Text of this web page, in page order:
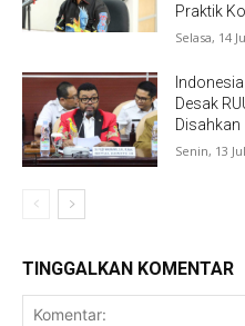
Praktik
Selasa, 14
Desak
Disahkan
Senin, 13
TINGGALKAN KOMENTAR